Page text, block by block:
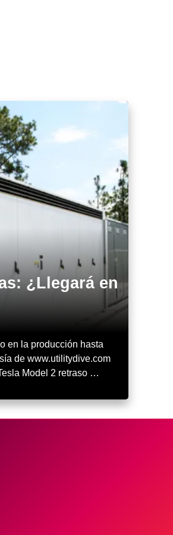
¿Llegará en
en la producción hasta
de www.utilitydive.com
Model 2 retraso …